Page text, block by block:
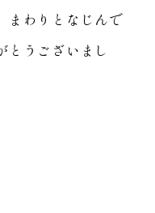
まわりとなじんで
とうございまし